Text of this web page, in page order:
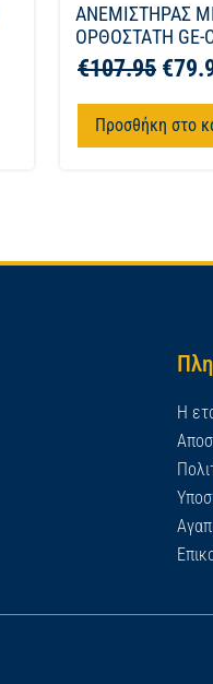
ΑΝΕΜΙΣΤΗΡΑΣ
ΟΡΘΟΣΤΑΤΗ GE-
€107.95 €
Προσθήκη στο
Η